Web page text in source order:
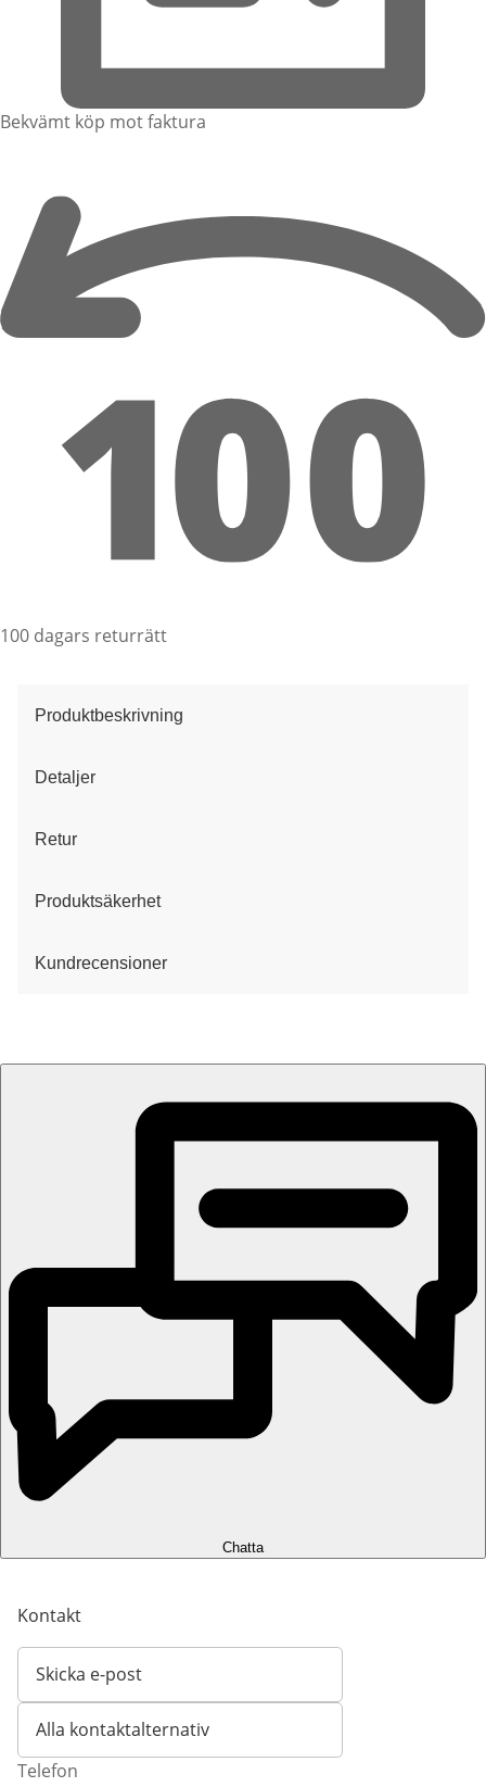
Bekvämt köp mot faktura
100 dagars returrätt
Produktbeskrivning
Detaljer
Retur
Produktsäkerhet
Kundrecensioner
Chatta
Kontakt
Skicka e-post
Öppnar e-postklient
Alla kontaktalternativ
Telefon